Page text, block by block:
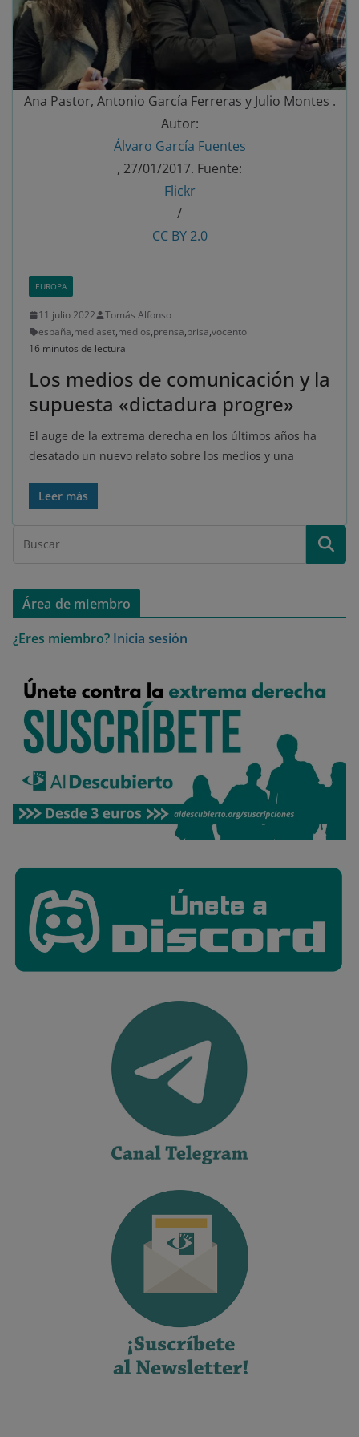
Ana Pastor, Antonio García Ferreras y Julio Montes .
Autor:
Álvaro García Fuentes
, 27/01/2017. Fuente:
Flickr
/
CC BY 2.0
EUROPA
11 julio 2022
Tomás Alfonso
españa,mediaset,medios,prensa,prisa,vocento
16 minutos de lectura
Los medios de comunicación y la
supuesta «dictadura progre»
El auge de la extrema derecha en los últimos años ha
desatado un nuevo relato sobre los medios y una
Leer más
Área de miembro
¿Eres miembro? Inicia sesión